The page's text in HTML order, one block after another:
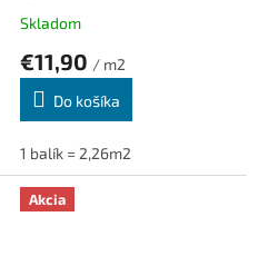
Skladom
€11,90 / m2
Do košíka
1 balík = 2,26m2
Akcia